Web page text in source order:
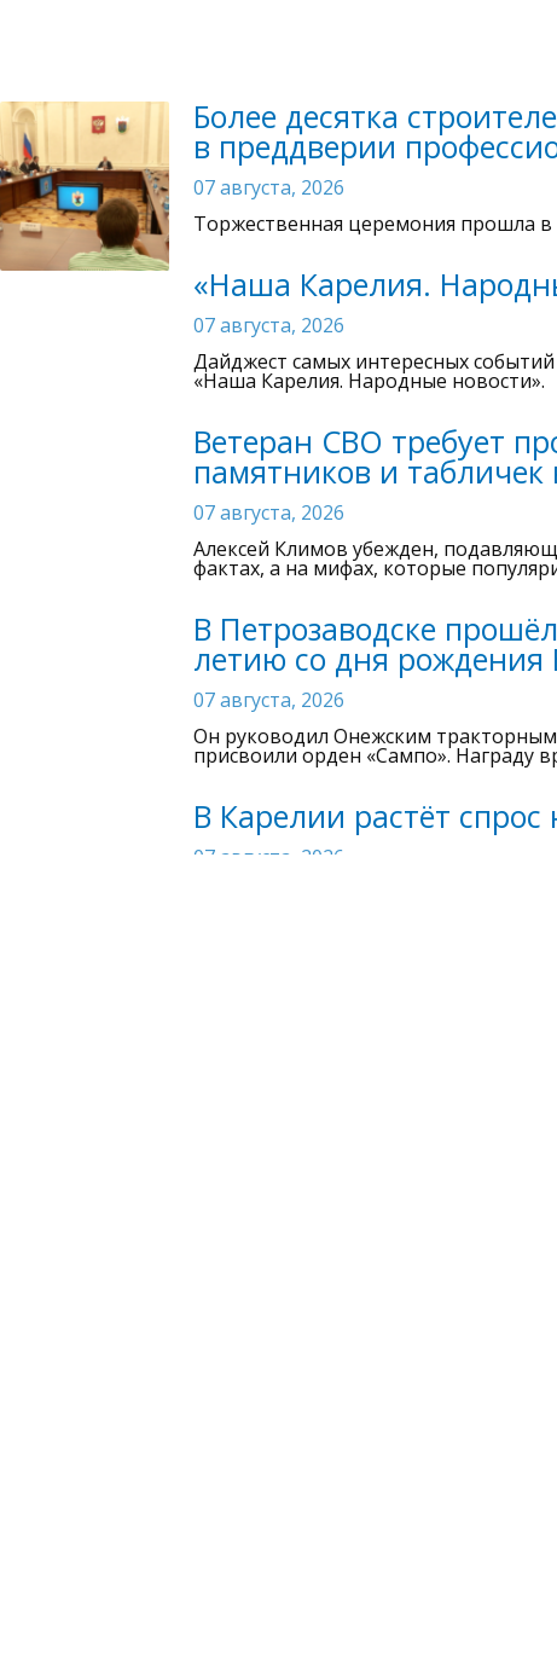
Более десятка
в преддверии
07 августа, 2026
Торжественная церемония прошла в
«Наша Карелия.
07 августа, 2026
Дайджест самых интересных
«Наша Карелия. Народные новости».
Ветеран СВО требует
памятников и
07 августа, 2026
Алексей Климов убежден,
фактах, а на мифах, которые
В Петрозаводске
летию со дня рождения
07 августа, 2026
Он руководил Онежским
присвоили орден «Сампо». Награду
В Карелии растёт спрос
07 августа, 2026